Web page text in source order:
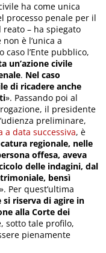
ha come unica
processo penale per il
– ha spiegato
è l’unica a
l’Ente pubblico,
un’azione civile
. Nel caso
di ricadere anche
». Passando poi al
il presidente
preliminare,
data successiva, è
regionale, nelle
offesa, aveva
delle indagini, dal
bensì
». Per quest’ultima
si riserva di agire in
alla Corte dei
sotto tale profilo,
pienamente